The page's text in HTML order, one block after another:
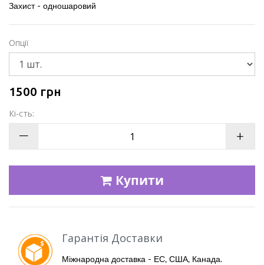
Захист - одношаровий
Опції
1500 грн
Кі-сть:
— +
Купити
Гарантія Доставки
Міжнародна доставка - ЕС, США, Канада.